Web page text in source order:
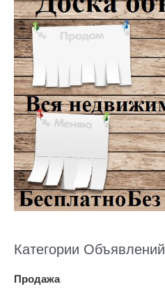
Категории Объявлений
Продажа